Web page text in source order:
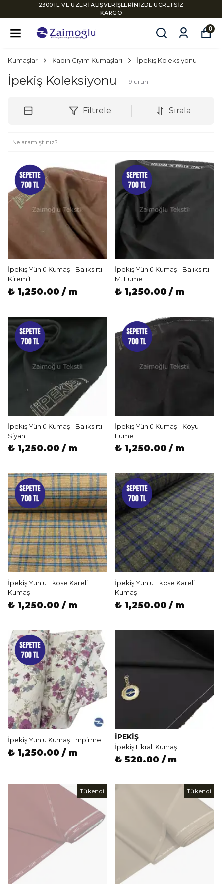
2300TL VE ÜZERİ ALIŞVERİŞLERİNİZDE ÜCRETSİZ
KARGO
0
Kumaşlar Kadın Giyim Kumaşları İpekiş Koleksiyonu
İpekiş Koleksiyonu 19 ürün
Filtrele Sırala
İpekiş Yünlü Kumaş - Balıksırtı
Kiremit
₺ 1,250.00 / m
İpekiş Yünlü Kumaş - Balıksırtı
M. Füme
₺ 1,250.00 / m
İpekiş Yünlü Kumaş - Balıksırtı
Siyah
₺ 1,250.00 / m
İpekiş Yünlü Kumaş - Koyu
Füme
₺ 1,250.00 / m
İpekiş Yünlü Ekose Kareli
Kumaş
₺ 1,250.00 / m
İpekiş Yünlü Ekose Kareli
Kumaş
₺ 1,250.00 / m
İpekiş Yünlü Kumaş Empirme
₺ 1,250.00 / m
İPEKIŞ
İpekiş Likralı Kumaş
₺ 520.00 / m
Tükendi Tükendi